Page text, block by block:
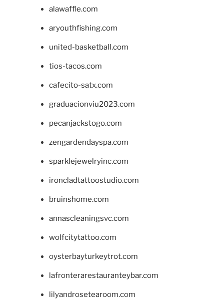
alawaffle.com
aryouthfishing.com
united-basketball.com
tios-tacos.com
cafecito-satx.com
graduacionviu2023.com
pecanjackstogo.com
zengardendayspa.com
sparklejewelryinc.com
ironcladtattoostudio.com
bruinshome.com
annascleaningsvc.com
wolfcitytattoo.com
oysterbayturkeytrot.com
lafronterarestauranteybar.com
lilyandrosetearoom.com